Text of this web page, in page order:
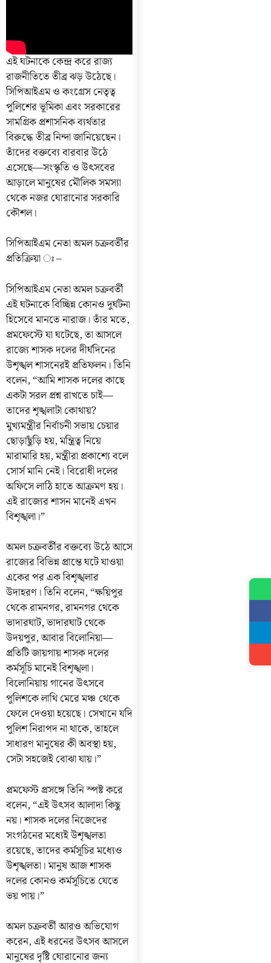
এই ঘটনাকে কেন্দ্র করে রাজ্য
রাজনীতিতে তীব্র ঝড় উঠেছে।
সিপিআইএম ও কংগ্রেস নেতৃত্ব
পুলিশের ভূমিকা এবং সরকারের
সামগ্রিক প্রশাসনিক ব্যর্থতার
বিরুদ্ধে তীব্র নিন্দা জানিয়েছেন।
তাঁদের বক্তব্যে বারবার উঠে
এসেছে—সংস্কৃতি ও উৎসবের
আড়ালে মানুষের মৌলিক সমস্যা
থেকে নজর ঘোরানোর সরকারি
কৌশল।
সিপিআইএম নেতা অমল চক্রবর্তীর
প্রতিক্রিয়া ঃ –
সিপিআইএম নেতা অমল চক্রবর্তী
এই ঘটনাকে বিচ্ছিন্ন কোনও দুর্ঘটনা
হিসেবে মানতে নারাজ। তাঁর মতে,
প্রমফেস্টে যা ঘটেছে, তা আসলে
রাজ্যে শাসক দলের দীর্ঘদিনের
উশৃঙ্খল শাসনেরই প্রতিফলন। তিনি
বলেন, “আমি শাসক দলের কাছে
একটা সরল প্রশ্ন রাখতে চাই—
তাদের শৃঙ্খলাটা কোথায়?
মুখ্যমন্ত্রীর নির্বাচনী সভায় চেয়ার
ছোড়াছুঁড়ি হয়, মন্ত্রিত্ব নিয়ে
মারামারি হয়, মন্ত্রীরা প্রকাশ্যে বলে
সোর্স মানি নেই। বিরোধী দলের
অফিসে লাঠি হাতে আক্রমণ হয়।
এই রাজ্যের শাসন মানেই এখন
বিশৃঙ্খলা।”
অমল চক্রবর্তীর বক্তব্যে উঠে আসে
রাজ্যের বিভিন্ন প্রান্তে ঘটে যাওয়া
একের পর এক বিশৃঙ্খলার
উদাহরণ। তিনি বলেন, “ক্ষয়িপুর
থেকে রামনগর, রামনগর থেকে
ভাদারঘাট, ভাদারঘাট থেকে
উদয়পুর, আবার বিলোনিয়া—
প্রতিটি জায়গায় শাসক দলের
কর্মসূচি মানেই বিশৃঙ্খলা।
বিলোনিয়ায় গানের উৎসবে
পুলিশকে লাথি মেরে মঞ্চ থেকে
ফেলে দেওয়া হয়েছে। সেখানে যদি
পুলিশ নিরাপদ না থাকে, তাহলে
সাধারণ মানুষের কী অবস্থা হয়,
সেটা সহজেই বোঝা যায়।”
প্রমফেস্ট প্রসঙ্গে তিনি স্পষ্ট করে
বলেন, “এই উৎসব আলাদা কিছু
নয়। শাসক দলের নিজেদের
সংগঠনের মধ্যেই উশৃঙ্খলতা
রয়েছে, তাদের কর্মসূচির মধ্যেও
উশৃঙ্খলতা। মানুষ আজ শাসক
দলের কোনও কর্মসূচিতে যেতে
ভয় পায়।”
অমল চক্রবর্তী আরও অভিযোগ
করেন, এই ধরনের উৎসব আসলে
মানুষের দৃষ্টি ঘোরানোর জন্য